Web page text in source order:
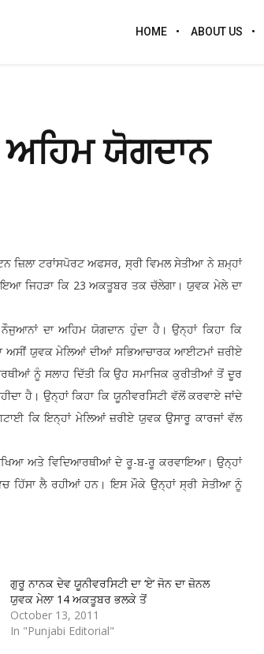
HOME ABOUT US
ਅਹਿਮ ਯੋਗਦਾਨ
ਜ਼ਿਲਾ ਟਰਾਂਸਪੋਰਟ ਅਫਸਰ, ਸ੍ਰੀ ਵਿਮਲ ਸੇਤੀਆ ਨੇ ਸ਼ਮ੍ਹਾਂ
ਜਿਹੜਾ ਕਿ 23 ਅਕਤੂਬਰ ਤਕ ਚੱਲੇਗਾ। ਯੁਵਕ ਮੇਲੇ ਦਾ
ਦਾ ਅਹਿਮ ਯੋਗਦਾਨ ਹੁੰਦਾ ਹੈ। ਉਨ੍ਹਾਂ ਕਿਹਾ ਕਿ
ਅਸੀਂ ਯੁਵਕ ਮੇਲਿਆਂ ਦੀਆਂ ਸਭਿਆਚਾਰਕ ਆਈਟਮਾਂ ਜ਼ਰੀਏ
ਨੂੰ ਸਲਾਹ ਦਿੱਤੀ ਕਿ ਉਹ ਸਮਾਜਿਕ ਕੁਰੀਤੀਆਂ ਤੋਂ ਦੂਰ
ਹੈ। ਉਨ੍ਹਾਂ ਕਿਹਾ ਕਿ ਯੂਨੀਵਰਸਿਟੀ ਵੱਲੋਂ ਕਰਵਾਏ ਜਾਂਦੇ
ਕਿ ਇਨ੍ਹਾਂ ਮੇਲਿਆਂ ਜ਼ਰੀਏ ਯੁਵਕ ਉਸਾਰੂ ਕਾਰਜਾਂ ਵੱਲ
ਅਤੇ ਵਿਦਿਆਰਥੀਆਂ ਦੇ ਰੂ-ਬ-ਰੂ ਕਰਵਾਇਆ। ਉਨ੍ਹਾਂ
ਹਿੱਸਾ ਲੈ ਰਹੀਆਂ ਹਨ। ਇਸ ਮੌਕੇ ਉਨ੍ਹਾਂ ਸ੍ਰੀ ਸੇਤੀਆ ਨੂੰ
ਗੁਰੂ ਨਾਨਕ ਦੇਵ ਯੂਨੀਵਰਸਿਟੀ ਦਾ ‘ਏ’ ਜੋਨ ਦਾ ਜ਼ੋਨਲ
ਯੁਵਕ ਮੇਲਾ 14 ਅਕਤੂਬਰ ਭਲਕੇ ਤੋਂ
October 13, 2011
In "Punjabi Editorial"